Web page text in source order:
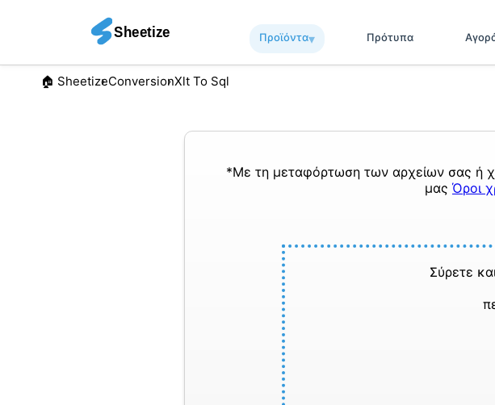
Προϊόντα▾︎ Πρότυπα
🏠︎ SheetizeConversionXlt To Sql
*Με τη μεταφόρτωση των αρχείων σας ή
μας Όροι
Σύρετε